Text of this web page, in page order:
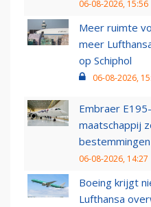
06-08-2026, 15:56
Meer ruimte
meer
op Schiphol
06-08-2026,
Embraer
maatschappij
bestemmingen
06-08-2026, 14:27
Boeing krijgt
Lufthansa